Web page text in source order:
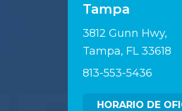
Tampa
3812 Gunn Hwy,
Tampa, FL 33618
813-553-5436
HORARIO DE